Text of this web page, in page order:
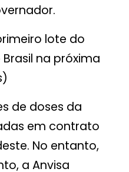
lote do
na próxima
de doses da
em contrato
No entanto,
a Anvisa